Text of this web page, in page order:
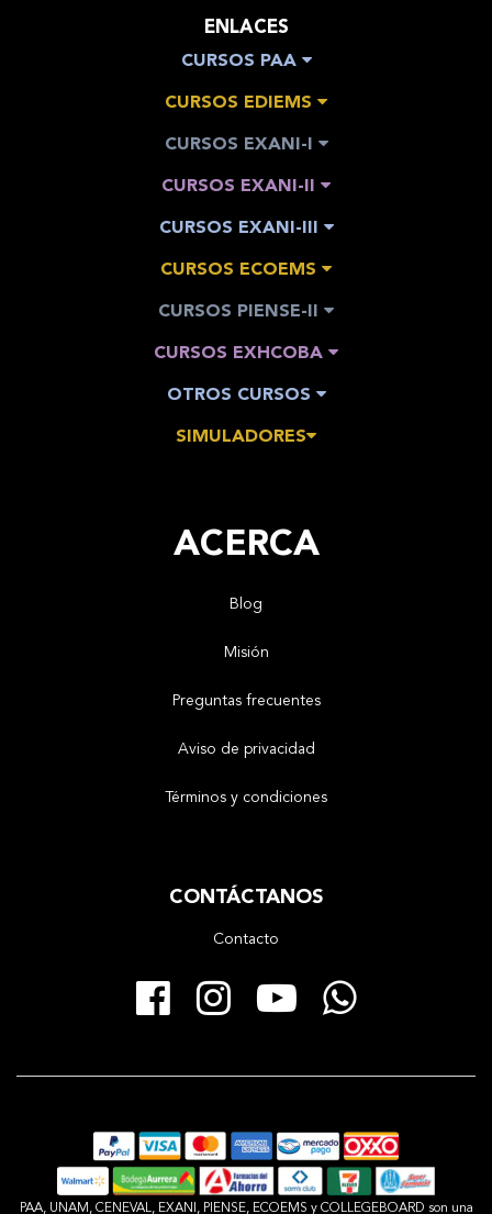
ENLACES
CURSOS PAA
CURSOS EDIEMS
CURSOS EXANI-I
CURSOS EXANI-II
CURSOS EXANI-III
CURSOS ECOEMS
CURSOS PIENSE-II
CURSOS EXHCOBA
OTROS CURSOS
SIMULADORES
ACERCA
Blog
Misión
Preguntas frecuentes
Aviso de privacidad
Términos y condiciones
CONTÁCTANOS
Contacto
Facebook
Instagram
YouTube
PAA, UNAM, CENEVAL, EXANI, PIENSE, ECOEMS y COLLEGEBOARD son una